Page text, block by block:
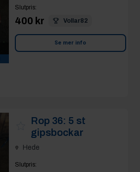
Slutpris:
400 kr Vollar82
Se mer info
Rop 36: 5 st
gipsbockar
Hede
Slutpris: